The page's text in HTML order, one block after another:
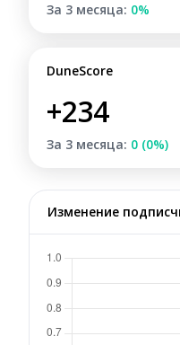
За 3 месяца: 0%
DuneScore
+234
За 3 месяца: 0 (0%)
Изменение